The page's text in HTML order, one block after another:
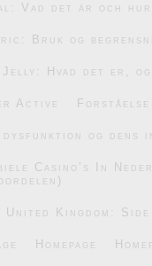
Vad det är och
Bruk og
Jelly: Hvad det er,
Active
og dens
Casino’s In
United Kingdom:
Homepage